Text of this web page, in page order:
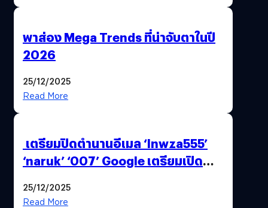
พาส่อง Mega Trends ที่น่าจับตาในปี
2026
25/12/2025
Read More
เตรียมปิดตำนานอีเมล ‘lnwza555’
‘naruk’ ‘007’ Google เตรียมเปิด
25/12/2025
Read More